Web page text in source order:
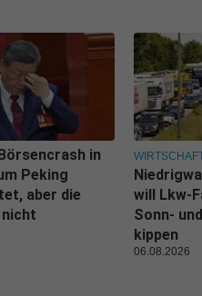
in
Peking
aber die
will Lkw-
Sonn-
kippen
06.08.2026